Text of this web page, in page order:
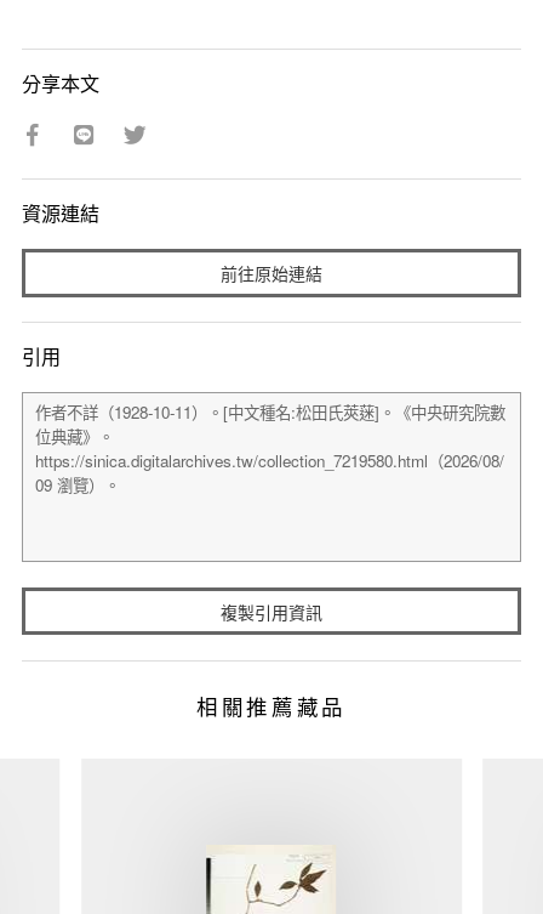
分享本文
資源連結
前往原始連結
引用
複製引用資訊
相關推薦藏品